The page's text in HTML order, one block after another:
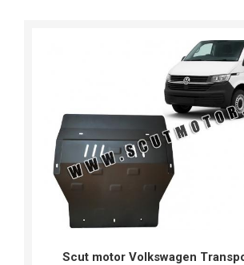
Scut motor Volkswagen